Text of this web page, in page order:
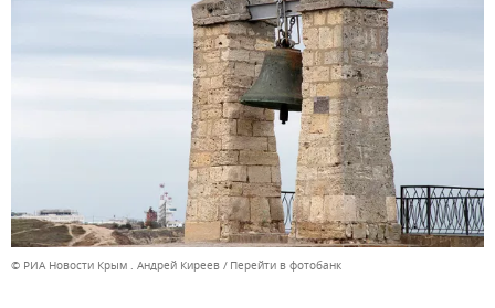
© РИА Новости Крым . Андрей Киреев Перейти в фотобанк